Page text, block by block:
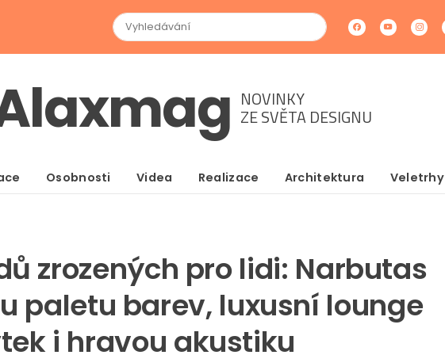
NOVINKY
ZE SVĚTA DESIGNU
Osobnosti Videa Realizace Architektura Veletrhy
zrozených pro lidi: Narbutas
paletu barev, luxusní lounge
i hravou akustiku